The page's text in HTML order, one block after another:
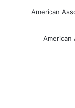
American
American